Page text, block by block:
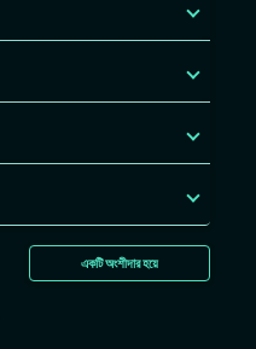
একটি অংশীদার হয়ে